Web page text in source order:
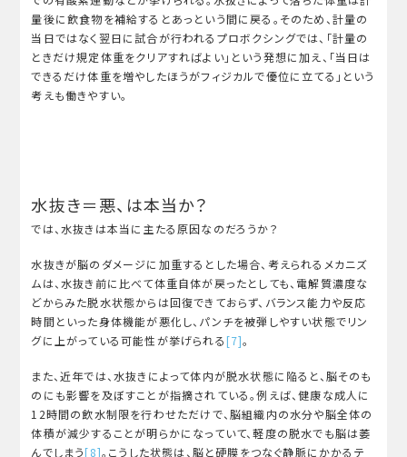
量後に飲食物を補給するとあっという間に戻る。そのため、計量の
当日ではなく翌日に試合が行われるプロボクシングでは、「計量の
ときだけ規定体重をクリアすればよい」という発想に加え、「当日は
できるだけ体重を増やしたほうがフィジカルで優位に立てる」という
考えも働きやすい。
水抜き＝悪、は本当か？
では、水抜きは本当に主たる原因なのだろうか？
水抜きが脳のダメージに加重するとした場合、考えられるメカニズ
ムは、水抜き前に比べて体重自体が戻ったとしても、電解質濃度な
どからみた脱水状態からは回復できておらず、バランス能力や反応
時間といった身体機能が悪化し、パンチを被弾しやすい状態でリン
グに上がっている可能性が挙げられる[7]。
また、近年では、水抜きによって体内が脱水状態に陥ると、脳そのも
のにも影響を及ぼすことが指摘されている。例えば、健康な成人に
12時間の飲水制限を行わせただけで、脳組織内の水分や脳全体の
体積が減少することが明らかになっていて、軽度の脱水でも脳は萎
んでしまう[8]。こうした状態は、脳と硬膜をつなぐ静脈にかかるテ